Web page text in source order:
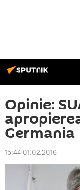
Opinie:
Germania
15:44 01.02.2016